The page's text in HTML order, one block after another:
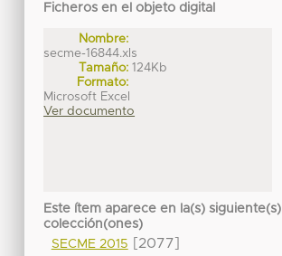
Ficheros en el objeto digital
Nombre:
secme-16844.xls
Tamaño: 124Kb
Formato:
Microsoft Excel
Ver documento
Este ítem aparece en la(s) siguiente(s)
colección(ones)
SECME 2015
[2077]